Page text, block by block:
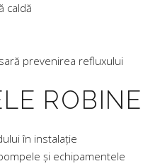
caldă
prevenirea refluxului
în instalație
și echipamentele